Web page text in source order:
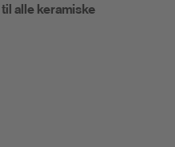
alle keramiske